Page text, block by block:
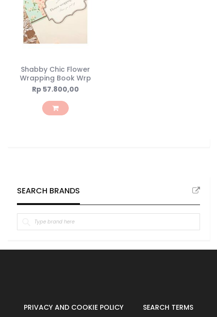
Shabby Chic Flower
Wrapping Book Wrp
Rp 57.800,00
SEARCH BRANDS
PRIVACY AND COOKIE POLICY SEARCH TERMS